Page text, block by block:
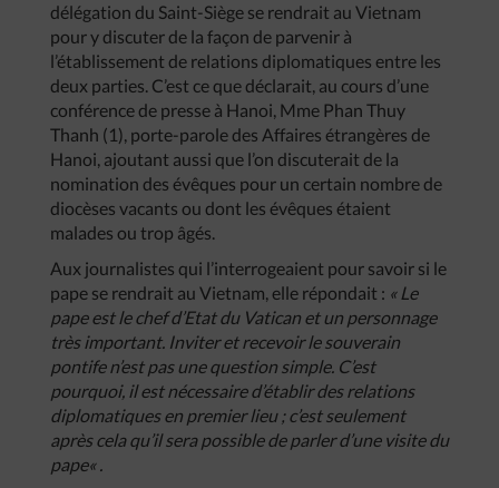
délégation du Saint-Siège se rendrait au Vietnam
pour y discuter de la façon de parvenir à
l’établissement de relations diplomatiques entre les
deux parties. C’est ce que déclarait, au cours d’une
conférence de presse à Hanoi, Mme Phan Thuy
Thanh (1), porte-parole des Affaires étrangères de
Hanoi, ajoutant aussi que l’on discuterait de la
nomination des évêques pour un certain nombre de
diocèses vacants ou dont les évêques étaient
malades ou trop âgés.
Aux journalistes qui l’interrogeaient pour savoir si le
pape se rendrait au Vietnam, elle répondait : « Le
papeest lechefd’Etatdu Vatican et un personnage
très important. Inviteretrecevoirlesouverain
pontifen’estpas unequestion simple. C’est
pourquoi, ilestnécessaired’établirdesrelations
diplomatiquesen premierlieu ;c’estseulement
aprèscelaqu’ilserapossibledeparlerd’une visitedu
pape« .